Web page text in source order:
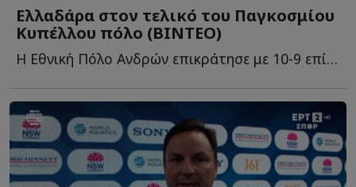
Ελλαδάρα στον τελικό του Παγκοσμίου
Κυπέλλου πόλο (ΒΙΝΤΕΟ)
Η Εθνική Πόλο Ανδρών επικράτησε με 10-9 επί της Ιταλίας κ...